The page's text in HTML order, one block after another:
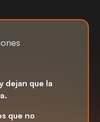
dejan que la
que no